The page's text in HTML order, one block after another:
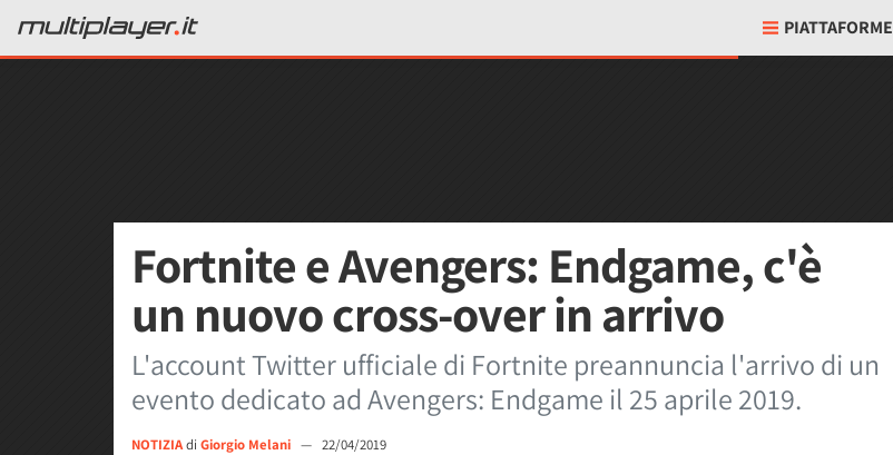
PIATTAFORME
Fortnite e Avengers: Endgame, c'è
un nuovo cross-over in arrivo
L'account Twitter ufficiale di Fortnite preannuncia l'arrivo di un
evento dedicato ad Avengers: Endgame il 25 aprile 2019.
NOTIZIAdi Giorgio Melani — 22/04/2019